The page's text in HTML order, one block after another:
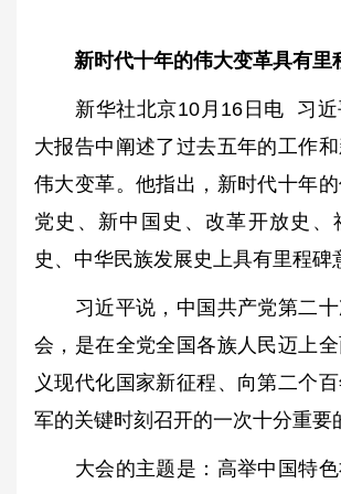
新时代十年的伟大变革具有里
新华社北京10月16日电 习近
大报告中阐述了过去五年的工作
伟大变革。他指出，新时代十年
党史、新中国史、改革开放史、
史、中华民族发展史上具有里程碑
习近平说，中国共产党第二十
会，是在全党全国各族人民迈上
义现代化国家新征程、向第二个
军的关键时刻召开的一次十分重要
大会的主题是：高举中国特色